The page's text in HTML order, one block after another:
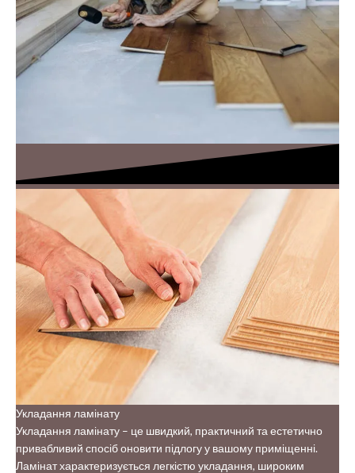
Укладання ламінату
Укладання ламінату – це швидкий, практичний та естетично
привабливий спосіб оновити підлогу у вашому приміщенні.
Ламінат характеризується легкістю укладання, широким